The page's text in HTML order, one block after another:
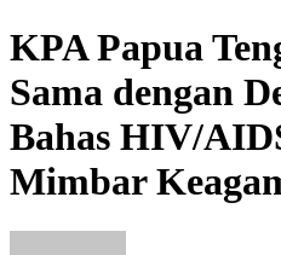
KPA Papua
Sama dengan
Bahas HIV/
Mimbar